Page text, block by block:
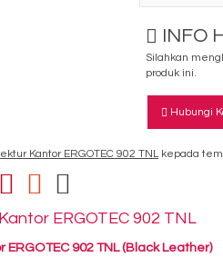
INFO
Silahkan
produk ini.
Hubungi
Kantor ERGOTEC 902 TNLkepada
ERGOTEC 902 TNL
ERGOTEC 902 TNL (Black Leather)